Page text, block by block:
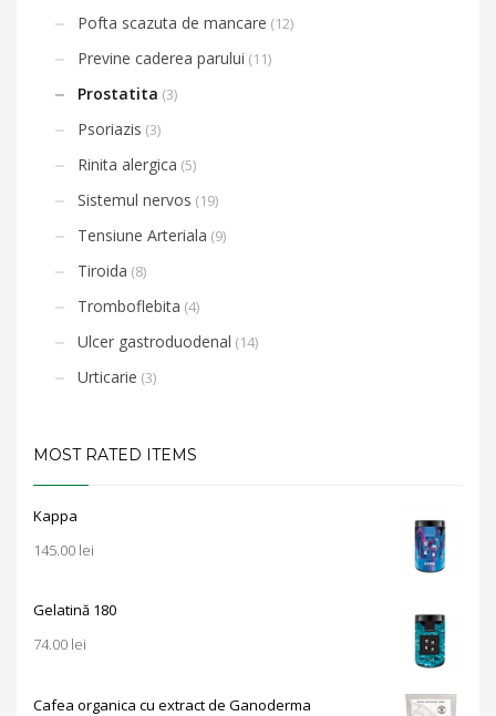
Pofta scazuta de mancare (12)
Previne caderea parului (11)
Prostatita (3)
Psoriazis (3)
Rinita alergica (5)
Sistemul nervos (19)
Tensiune Arteriala (9)
Tiroida (8)
Tromboflebita (4)
Ulcer gastroduodenal (14)
Urticarie (3)
MOST RATED ITEMS
Kappa
145.00 lei
Gelatină 180
74.00 lei
Cafea organica cu extract de Ganoderma